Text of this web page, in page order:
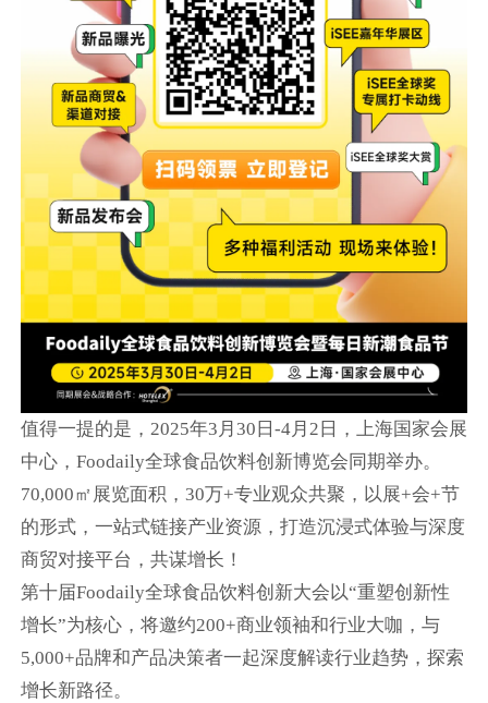
值得一提的是，2025年3月30日-4月2日，上海国家会展
中心，Foodaily全球食品饮料创新博览会同期举办。
70,000㎡展览面积，30万+专业观众共聚，以展+会+节
的形式，一站式链接产业资源，打造沉浸式体验与深度
商贸对接平台，共谋增长！
第十届Foodaily全球食品饮料创新大会以“重塑创新性
增长”为核心，将邀约200+商业领袖和行业大咖，与
5,000+品牌和产品决策者一起深度解读行业趋势，探索
增长新路径。